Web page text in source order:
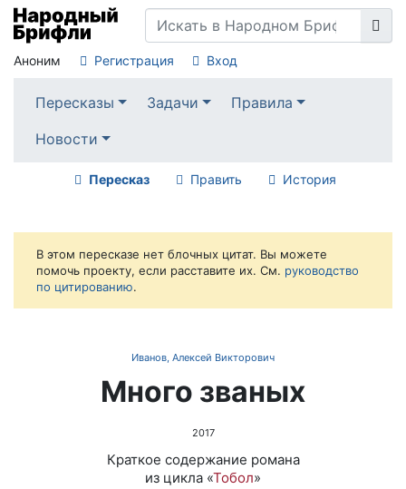
Аноним Регистрация Вход
Пересказы Задачи
Правила
Новости
Пересказ Править История
В этом пересказе нет блочных цитат. Вы можете
помочь проекту, если расставите их. См. руководство
по цитированию.
Иванов, Алексей Викторович
Много званых
2017
Краткое содержание романа
из цикла «Тобол»